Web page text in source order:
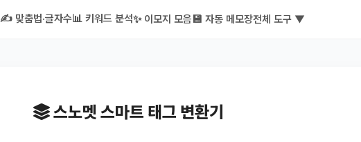
✍️ 맞춤법·글자수📊 키워드 분석✨ 이모지 모음 💾 자동 메모장전체 도구 ▼
스노멧 스마트 태그 변환기